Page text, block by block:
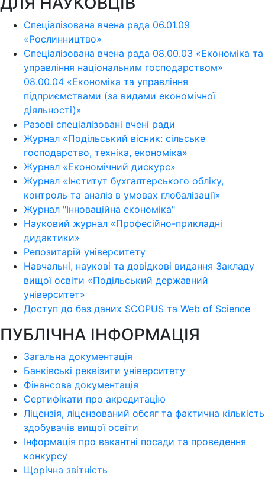
Спеціалізована вчена рада 06.01.09
«Рослинництво»
Спеціалізована вчена рада 08.00.03 «Економіка та
управління національним господарством»
08.00.04 «Економіка та управління
підприємствами (за видами економічної
діяльності)»
Разові спеціалізовані вчені ради
Журнал «Подільський вісник: сільське
господарство, техніка, економіка»
Журнал «Економічний дискурс»
Журнал «Інститут бухгалтерського обліку,
контроль та аналіз в умовах глобалізації»
Журнал "Інноваційна економіка"
Науковий журнал «Професійно-прикладні
дидактики»
Репозитарій університету
Навчальні, наукові та довідкові видання Закладу
вищої освіти «Подільський державний
університет»
Доступ до баз даних SCOPUS та Web of Science
ПУБЛІЧНА ІНФОРМАЦІЯ
Загальна документація
Банківські реквізити університету
Фінансова документація
Сертифікати про акредитацію
Ліцензія, ліцензований обсяг та фактична кількість
здобувачів вищої освіти
Інформація про вакантні посади та проведення
конкурсу
Щорічна звітність